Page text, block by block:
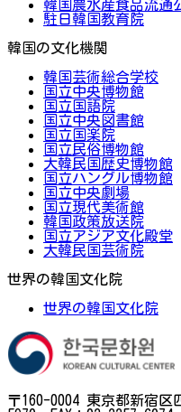
韓国農水産食品流通
駐日韓国教育院
韓国の文化機関
韓国芸術総合学校
国立中央博物館
国立国語院
国立中央図書館
国立国楽院
国立民俗博物館
大韓民国歴史博物館
国立ハングル博物館
国立中央劇場
国立現代美術館
韓国政策放送院
国立アジア文化殿堂
大韓民国芸術院
世界の韓国文化院
世界の韓国文化院
〒160-0004 東京都新宿